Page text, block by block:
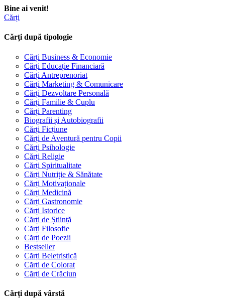
Bine ai venit!
Cărți
Cărți după tipologie
Cărți Business & Economie
Cărți Educație Financiară
Cărți Antreprenoriat
Cărți Marketing & Comunicare
Cărți Dezvoltare Personală
Cărți Familie & Cuplu
Cărți Parenting
Biografii și Autobiografii
Cărți Ficțiune
Cărți de Aventură pentru Copii
Cărți Psihologie
Cărți Religie
Cărți Spiritualitate
Cărți Nutriție & Sănătate
Cărți Motivaționale
Cărți Medicină
Cărți Gastronomie
Cărți Istorice
Cărți de Știință
Cărți Filosofie
Cărți de Poezii
Bestseller
Cărți Beletristică
Cărți de Colorat
Cărți de Crăciun
Cărți după vârstă